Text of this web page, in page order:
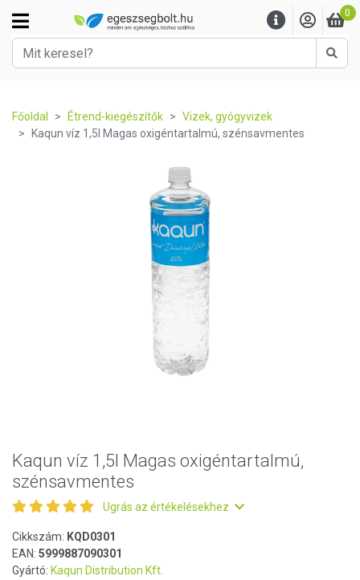
0
Főoldal Étrend-kiegészítők
Vizek, gyógyvizek
Kaqun víz 1,5l Magas oxigéntartalmú, szénsavmentes
Kaqun víz 1,5l Magas oxigéntartalmú,
szénsavmentes
Ugrás az értékelésekhez
Cikkszám: KQD0301
EAN: 5999887090301
Gyártó: Kaqun Distribution Kft.